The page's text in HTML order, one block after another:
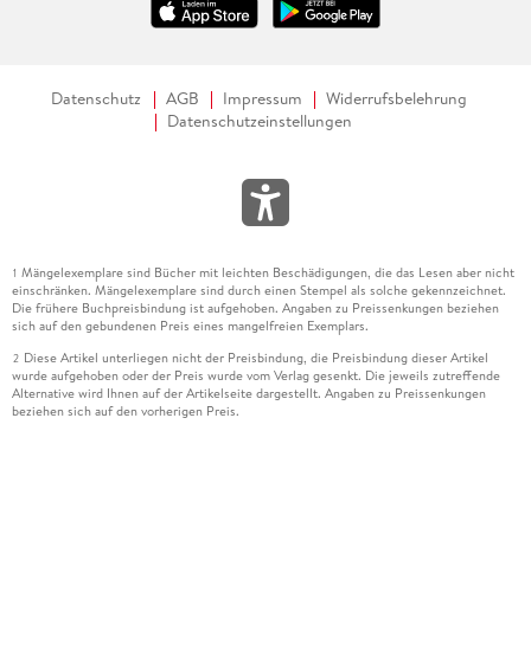
Datenschutz AGB Impressum
Widerrufsbelehrung
Datenschutzeinstellungen
1 Mängelexemplare sind Bücher mit leichten Beschädigungen, die das Lesen aber nicht
einschränken. Mängelexemplare sind durch einen Stempel als solche gekennzeichnet.
Die frühere Buchpreisbindung ist aufgehoben. Angaben zu Preissenkungen beziehen
sich auf den gebundenen Preis eines mangelfreien Exemplars.
2 Diese Artikel unterliegen nicht der Preisbindung, die Preisbindung dieser Artikel
wurde aufgehoben oder der Preis wurde vom Verlag gesenkt. Die jeweils zutreffende
Alternative wird Ihnen auf der Artikelseite dargestellt. Angaben zu Preissenkungen
beziehen sich auf den vorherigen Preis.